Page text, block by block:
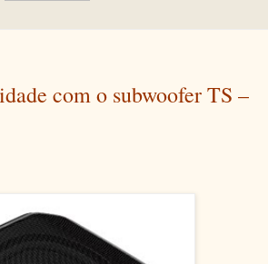
com o subwoofer TS –